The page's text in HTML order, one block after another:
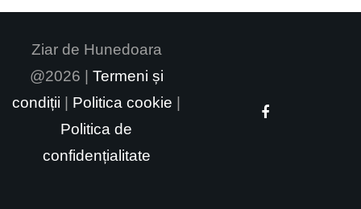
Ziar de Hunedoara
@2026 | Termeni și
condiții
Politica cookie
Politica de
confidențialitate